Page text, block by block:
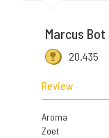
Marcus Bot
20.435
Review
Aroma
Zoet